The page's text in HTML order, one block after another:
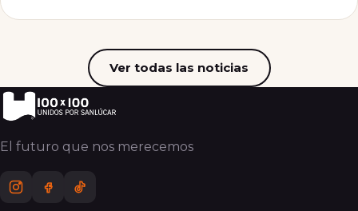
Ver todas las noticias
El futuro que nos merecemos